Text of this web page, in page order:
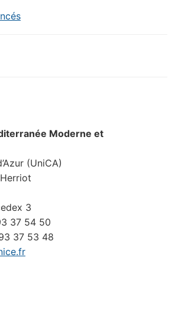
Moderne et
(UniCA)
3
37 54 50
37 53 48